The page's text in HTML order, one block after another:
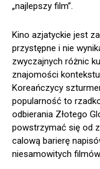
„najlepszy film”.
Kino azjatyckie jest
przystępne i nie
zwyczajnych różnic
znajomości
Koreańczycy
popularność to
odbierania Złotego
powstrzymać się od
calową barierę
niesamowitych